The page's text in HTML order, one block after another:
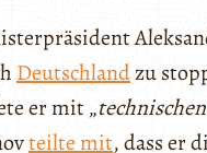
Deutschlandzu
er mit „
teilte mit, dass er